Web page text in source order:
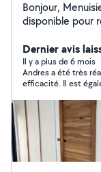
Bonjour,
disponible pour
J'interviens notamment pour :
et rangements sur mesure
meubles Pose de portes, fenêtres et volets Parquet,
terrasses bois Travaux de finitions et peinture intérieure
Appliqué,
un travail
et des tarifs
sérieux, qu'il
aménagement
Dernier avis
Il y a plus de 6 mois
Andres a été très
efficacité. Il est
promis pour une
n’a jamais
dommage